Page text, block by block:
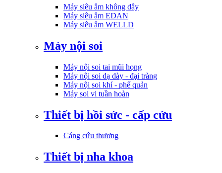
Máy siêu âm không dây
Máy siêu âm EDAN
Máy siêu âm WELLD
Máy nội soi
Máy nội soi tai mũi họng
Máy nội soi dạ dày - đại tràng
Máy nội soi khí - phế quản
Máy soi vi tuần hoàn
Thiết bị hồi sức - cấp cứu
Cáng cứu thương
Thiết bị nha khoa